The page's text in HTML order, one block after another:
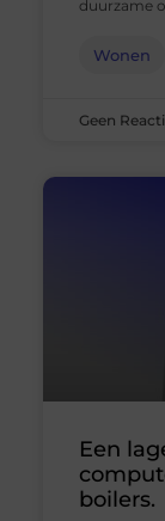
duurzame
Wonen
Geen
Een
boilers.